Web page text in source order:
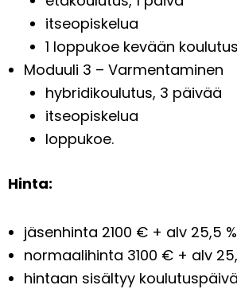
itseopiskelua
1 loppukoe kevään
Moduuli 3 – Varmentaminen
hybridikoulutus, 3 päivää
itseopiskelua
loppukoe.
Hinta:
jäsenhinta 2100 € + alv 25,5 %
normaalihinta 3100 € + alv
hintaan sisältyy